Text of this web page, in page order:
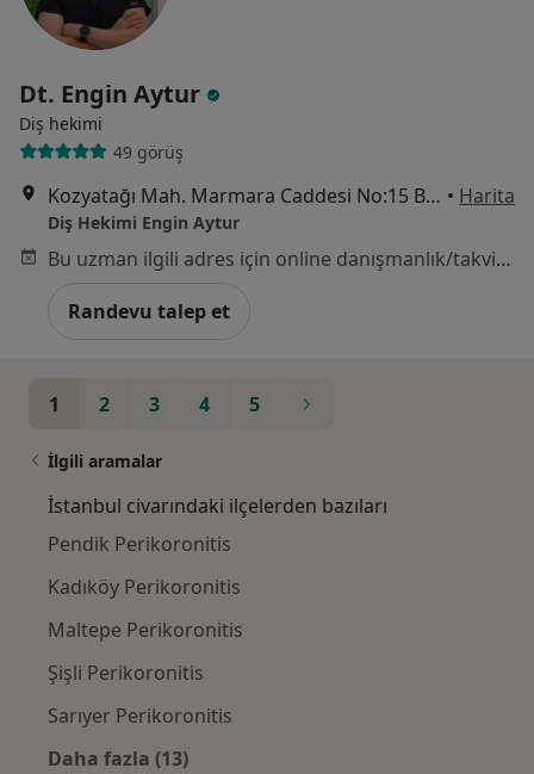
Dt. Engin Aytur
Diş hekimi
49 görüş
Kozyatağı Mah. Marmara Caddesi No:15 B, İstanbul • Harita
Diş Hekimi Engin Aytur
Bu uzman ilgili adres için online danışmanlık/takvim sunmuyor.
Randevu talep et
1 2 3 4 5
İlgili aramalar
İstanbul civarındaki ilçelerden bazıları
Pendik Perikoronitis
Kadıköy Perikoronitis
Maltepe Perikoronitis
Şişli Perikoronitis
Sarıyer Perikoronitis
Daha fazla (13)